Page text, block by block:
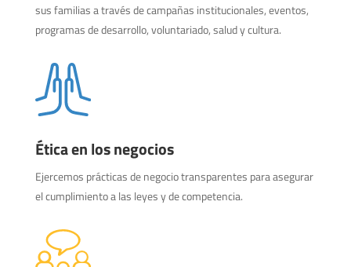
sus familias a través de campañas institucionales, eventos,
programas de desarrollo, voluntariado, salud y cultura.
Ética en los negocios
Ejercemos prácticas de negocio transparentes para asegurar
el cumplimiento a las leyes y de competencia.